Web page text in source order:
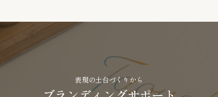
表現の土台づくりから